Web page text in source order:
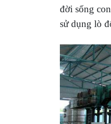
đời sống
sử dụng lò